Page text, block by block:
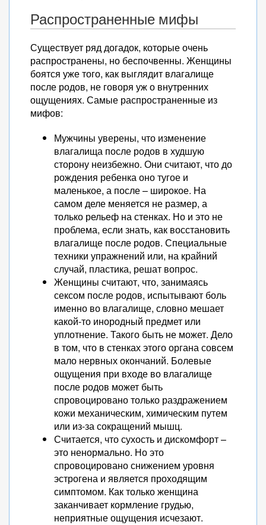
Распространенные мифы
Существует ряд догадок, которые очень
распространены, но беспочвенны. Женщины
боятся уже того, как выглядит влагалище
после родов, не говоря уж о внутренних
ощущениях. Самые распространенные из
мифов:
Мужчины уверены, что изменение
влагалища после родов в худшую
сторону неизбежно. Они считают, что до
рождения ребенка оно тугое и
маленькое, а после – широкое. На
самом деле меняется не размер, а
только рельеф на стенках. Но и это не
проблема, если знать, как восстановить
влагалище после родов. Специальные
техники упражнений или, на крайний
случай, пластика, решат вопрос.
Женщины считают, что, занимаясь
сексом после родов, испытывают боль
именно во влагалище, словно мешает
какой-то инородный предмет или
уплотнение. Такого быть не может. Дело
в том, что в стенках этого органа совсем
мало нервных окончаний. Болевые
ощущения при входе во влагалище
после родов может быть
спровоцировано только раздражением
кожи механическим, химическим путем
или из-за сокращений мышц.
Считается, что сухость и дискомфорт –
это ненормально. Но это
спровоцировано снижением уровня
эстрогена и является проходящим
симптомом. Как только женщина
заканчивает кормление грудью,
неприятные ощущения исчезают.